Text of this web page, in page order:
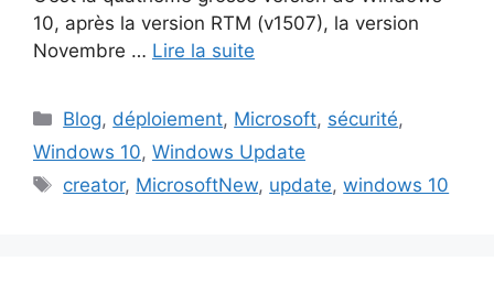
10, après la version RTM (v1507), la version
Novembre … Lire la suite
Catégories
Blog, déploiement, Microsoft, sécurité,
Windows 10, Windows Update
Étiquettes
creator, MicrosoftNew, update,windows 10